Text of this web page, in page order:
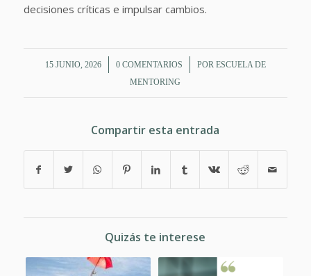
decisiones críticas e impulsar cambios.
15 JUNIO, 2026
/ 0 COMENTARIOS
/ POR ESCUELA DE
MENTORING
Compartir esta entrada
Quizás te interese